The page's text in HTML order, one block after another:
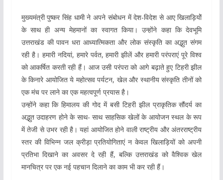
मुख्यमंत्री पुष्कर सिंह धामी ने अपने संबोधन में देश-विदेश से आए खिलाड़ियोें
के साथ ही अन्य मेहमानों का स्वागत किया। उन्होंने कहा कि देवभूमि
उत्तराखंड की पावन धरा आध्यात्मिकता और लोक संस्कृति का अद्भुत संगम
रही है। हमारी नदियां, हमारे पर्वत, हमारी झीलें और हमारी परंपराएं पूरे विश्व
को आकर्षित करती रही हैं। आज उसी परंपरा को आगे बढ़ाते हुए टिहरी झील
के किनारे आयोजित ये महोत्सव पर्यटन, खेल और स्थानीय संस्कृति तीनों को
एक मंच पर लाने का एक महत्वपूर्ण प्रयास है।
उन्होंने कहा कि हिमालय की गोद में बसी टिहरी झील प्राकृतिक सौंदर्य का
अद्भुत उदाहरण होने के साथ- साथ साहसिक खेलों के आयोजन स्थल के रूप
में तेजी से उभर रही है। यहां आयोजित होने वाली राष्ट्रीय और अंतरराष्ट्रीय
स्तर की विभिन्न जल क्रीड़ा प्रतियोगिताएं न केवल खिलाड़ियों को अपनी
प्रतिभा दिखाने का अवसर दे रही हैं, बल्कि उत्तराखंड को वैश्विक खेल
मानचित्र पर एक नई पहचान दिलाने का काम भी कर रही हैं।